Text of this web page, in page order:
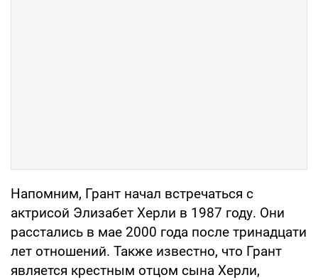
Напомним, Грант начал встречаться с
актрисой Элизабет Херли в 1987 году. Они
расстались в мае 2000 года после тринадцати
лет отношений. Также известно, что Грант
является крестным отцом сына Херли,